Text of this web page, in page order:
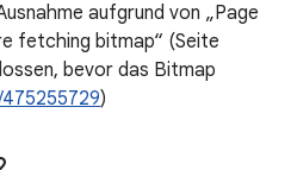
aufgrund von „Page
fetching bitmap“ (Seite
bevor das Bitmap
)